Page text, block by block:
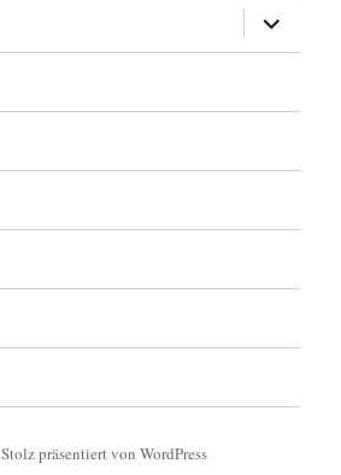
öffnen
Stolz präsentiert von WordPress